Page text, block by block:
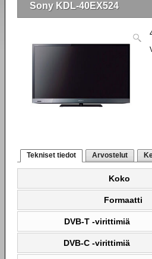
Sony KDL-40EX524
Tekniset tiedot Arvostelut
Koko
Formaatti
DVB-T -virittimiä
DVB-C -virittimiä